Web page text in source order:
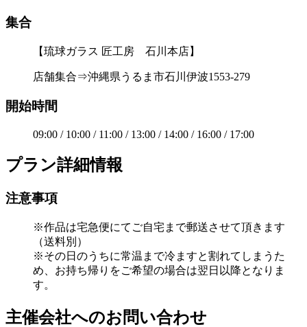
集合
【琉球ガラス 匠工房 石川本店】
店舗集合⇒沖縄県うるま市石川伊波1553-279
開始時間
09:00 / 10:00 / 11:00 / 13:00 / 14:00 / 16:00 / 17:00
プラン詳細情報
注意事項
※作品は宅急便にてご自宅まで郵送させて頂きます
（送料別）
※その日のうちに常温まで冷ますと割れてしまうた
め、お持ち帰りをご希望の場合は翌日以降となりま
す。
主催会社へのお問い合わせ